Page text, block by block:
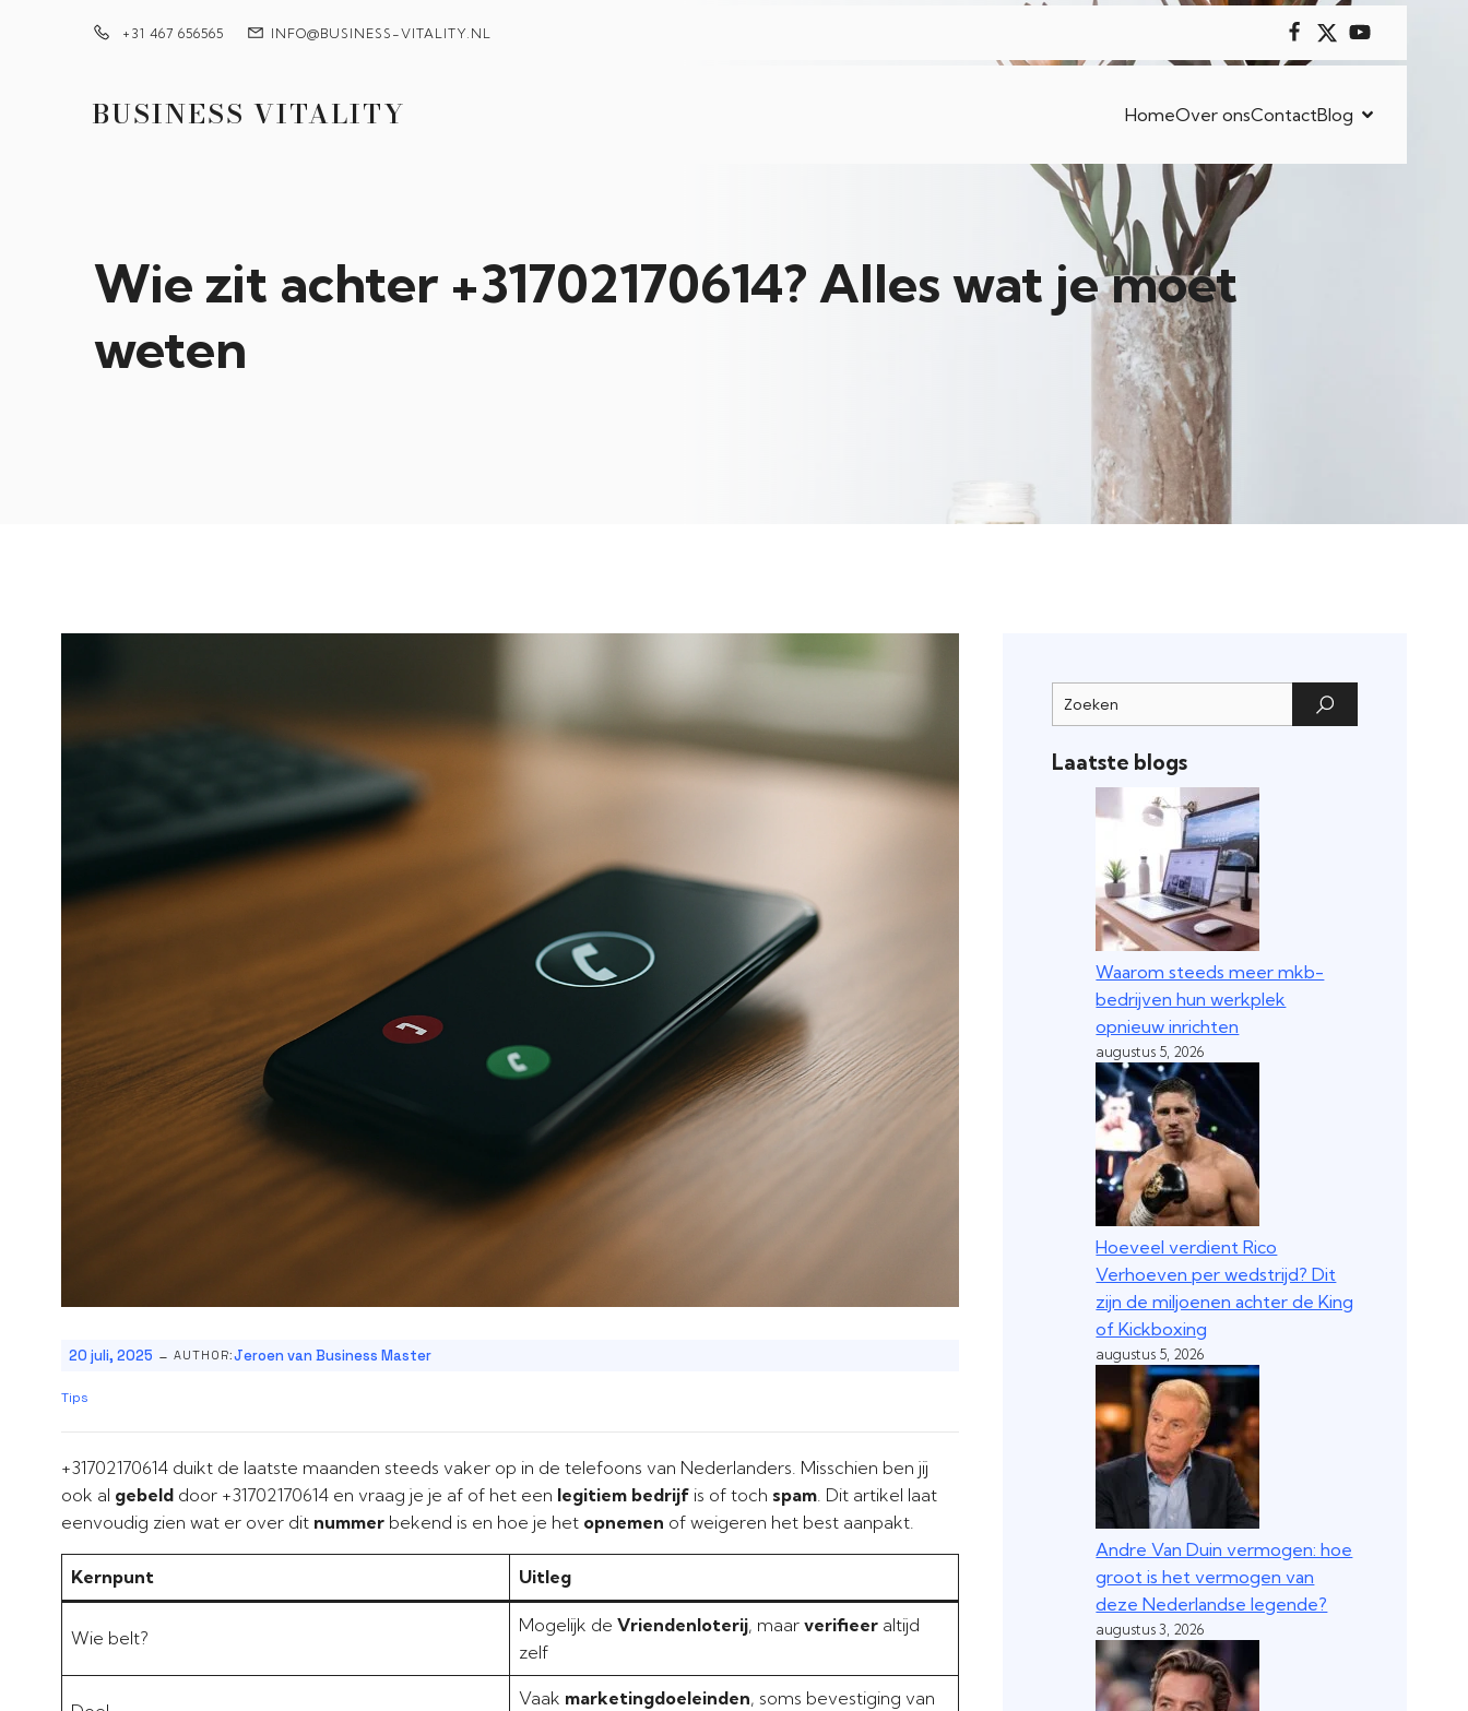
+31 467 656565 INFO@BUSINESS-VITALITY.NL
BUSINESS VITALITY HomeOver onsContactBlog
Wie zit achter +31702170614? Alles wat je moet
weten
20 juli, 2025 - AUTHOR:Jeroen van Business Master
Tips
+31702170614 duikt de laatste maanden steeds vaker op in de telefoons van Nederlanders. Misschien ben jij
ook al gebeld door +31702170614 en vraag je je af of het een legitiem bedrijf is of toch spam . Dit artikel laat
eenvoudig zien wat er over dit nummer bekend is en hoe je het opnemen of weigeren het best aanpakt.
Kernpunt Uitleg
Wie belt?
Mogelijk de Vriendenloterij, maar verifieer altijd
zelf
Vaak marketingdoeleinden, soms bevestiging van
Laatste blogs
Waarom steeds meer mkb-
bedrijven hun werkplek
opnieuw inrichten
augustus 5, 2026
Hoeveel verdient Rico
Verhoeven per wedstrijd? Dit
zijn de miljoenen achter de King
of Kickboxing
augustus 5, 2026
Andre Van Duin vermogen: hoe
groot is het vermogen van
deze Nederlandse legende?
augustus 3, 2026